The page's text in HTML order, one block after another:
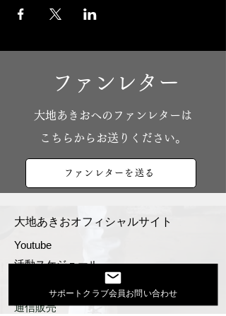
ファンレター
​大地あきおへのファンレターは
こちらからお送りください。
ファンレターを送る
大地あきおオフィシャルサイト
Youtube
活動スケジュール
出演依頼・プロフィール
通信販売
サポートクラブ会員お問い合わせ